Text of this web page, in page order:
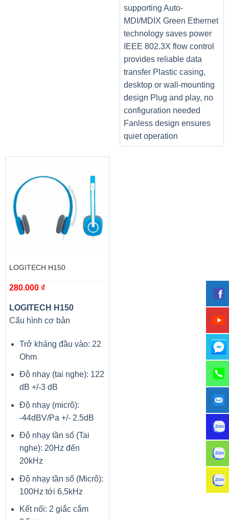
Họp, học trực tuyến rõ nét với webcam HD. Đầy đủ kết nối
Wifi, Bluetooth cùng các cổng vật lí:
1. Đầu đọc thẻ SD
2. USB 2.0
3. Giắc cắm âm thanh
4. Jack nguồn
6. USB 3.2
7. USB 3.2
Thông số kỹ thuật
Sản phẩm Máy tính xách tay
Model 3511 70270650
Bộ VXL Core i5 1135G7 2.4 Ghz up to 4.2Ghz-8Mb
supporting Auto-
MDI/MDIX Green Ethernet
technology saves power
IEEE 802.3X flow control
provides reliable data
transfer Plastic casing,
desktop or wall-mounting
design Plug and play, no
configuration needed
Fanless design ensures
quiet operation
LOGITECH H150
280.000 ₫
LOGITECH H150
Cấu hình cơ bản
Trở kháng đầu vào: 22
Ohm
Độ nhạy (tai nghe): 122
dB +/-3 dB
Độ nhạy (micrô):
-44dBV/Pa +/- 2.5dB
Độ nhạy tần số (Tai
nghe): 20Hz đến
20kHz
Độ nhạy tần số (Micrô):
100Hz tới 6,5kHz
Kết nối: 2 giắc cắm